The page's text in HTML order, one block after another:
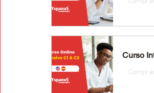
Curso